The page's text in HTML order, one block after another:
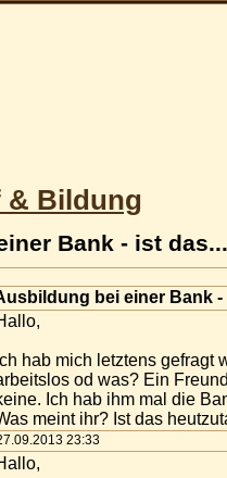
& Bildung
Bank - ist das...
bei einer Bank
hab mich letztens gefragt
od was? Ein
Ich hab ihm mal die
meint ihr? Ist das
23:33